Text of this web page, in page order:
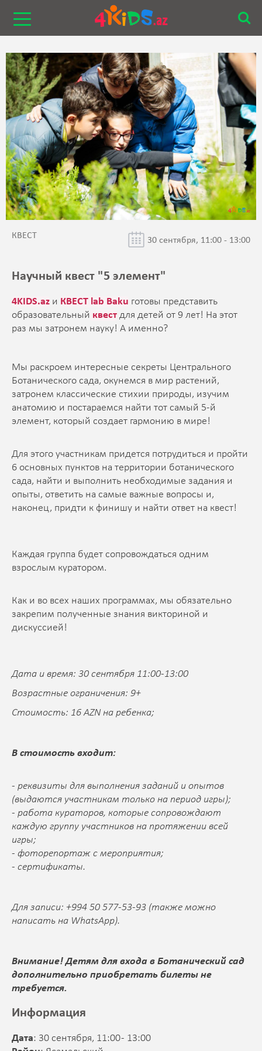
КВЕСТ 30 сентября, 11:00 - 13:00
Научный квест "5 элемент"
4KIDS.az и КВЕСТ lab Baku готовы представить
образовательный квест для детей от 9 лет! На этот
раз мы затронем науку! А именно?
Мы раскроем интересные секреты Центрального
Ботанического сада, окунемся в мир растений,
затронем классические стихии природы, изучим
анатомию и постараемся найти тот самый 5-й
элемент, который создает гармонию в мире!
Для этого участникам придется потрудиться и пройти
6 основных пунктов на территории ботанического
сада, найти и выполнить необходимые задания и
опыты, ответить на самые важные вопросы и,
наконец, придти к финишу и найти ответ на квест!
Каждая группа будет сопровождаться одним
взрослым куратором.
Как и во всех наших программах, мы обязательно
закрепим полученные знания викториной и
дискуссией!
Дата и время: 30 сентября 11:00-13:00
Возрастные ограничения: 9+
Стоимость: 16 AZN на ребенка;
В стоимость входит:
- реквизиты для выполнения заданий и опытов
(выдаются участникам только на период игры);
- работа кураторов, которые сопровождают
каждую группу участников на протяжении всей
игры;
- фоторепортаж с мероприятия;
- сертификаты.
Для записи: +994 50 577-53-93 (также можно
написать на WhatsApp).
Внимание! Детям для входа в Ботанический сад
дополнительно приобретать билеты не
требуется.
Информация
Дата: 30 сентября, 11:00 - 13:00